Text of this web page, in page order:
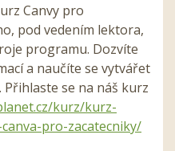
Canvy pro
pod vedením lektora,
programu. Dozvíte
a naučíte se vytvářet
se na náš kurz
kurz/kurz-
pro-zacatecniky/